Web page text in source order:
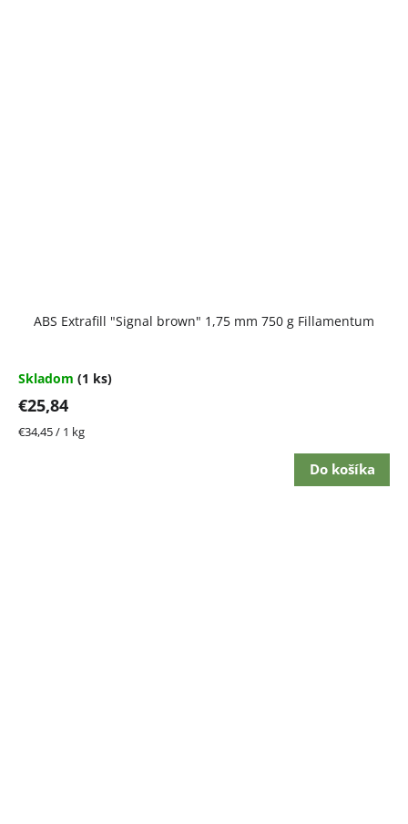
ABS Extrafill "Signal brown" 1,75 mm 750 g Fillamentum
Skladom (1 ks)
€25,84
Jednotková
€34,45 / 1 kg
Do košíka